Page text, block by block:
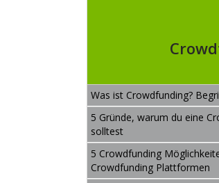
Was ist Crowdfunding?
5 Gründe, warum du eine
solltest
5 Crowdfunding
Crowdfunding Plattformen